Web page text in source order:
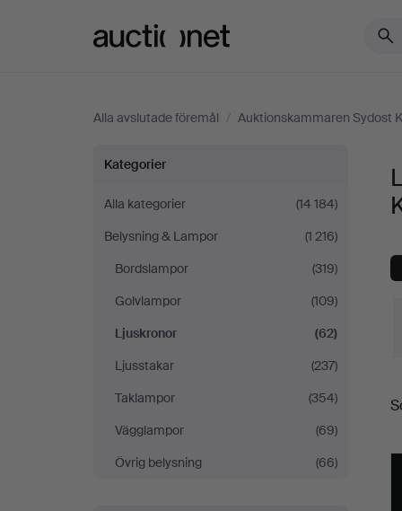
Alla avslutade föremål / Auktionskammaren Sydost
Ljuskronor
på
Auktionskammaren
Sydost
Kalmar
Kategorier
Alla kategorier
(14 184)
Belysning & Lampor
(1 216)
Bordslampor
(319)
Golvlampor
(109)
Ljuskronor
(62)
Ljusstakar
(237)
Taklampor
(354)
Vägglampor
(69)
Övrig belysning
(66)